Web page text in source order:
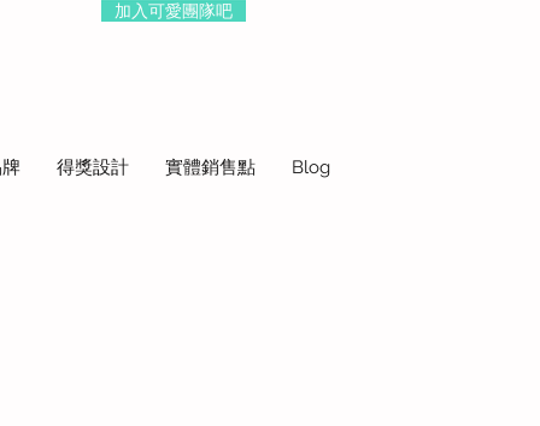
加入可愛團隊吧
得獎設計 實體銷售點 Blog